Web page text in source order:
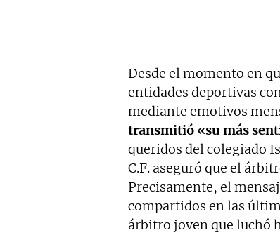
Desde el momento en
entidades deportivas
mediante emotivos
transmitió «su más
queridos del colegiado
C.F. aseguró que el
Precisamente, el
compartidos en las
árbitro joven que luchó